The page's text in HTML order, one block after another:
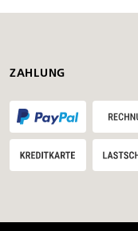
ZAHLUNG